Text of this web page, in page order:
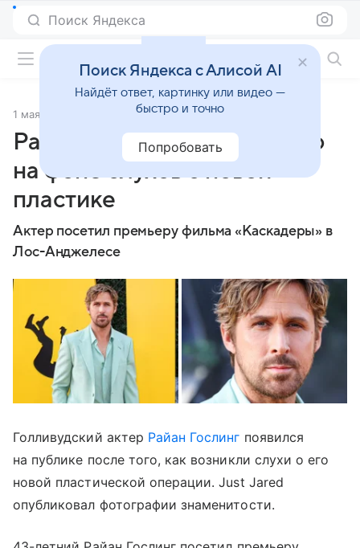
Поиск Яндекса
1 мая 2024 Газета.Ru
Райан Гослинг показал лицо
на фоне слухов о новой
пластике
Актер посетил премьеру фильма «Каскадеры» в
Лос-Анджелесе
Голливудский актер Райан Гослинг появился
на публике после того, как возникли слухи о его
новой пластической операции. Just Jared
опубликовал фотографии знаменитости.
Поиск Яндекса с Алисой AI
Найдёт ответ, картинку или видео —
быстро и точно
Попробовать